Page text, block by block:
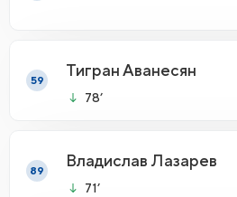
59
Тигран Аванесян
78’
89
Владислав Лазарев
71’